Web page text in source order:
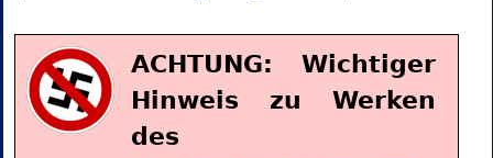
ACHTUNG: Wichtiger
Hinweis zu Werken
des